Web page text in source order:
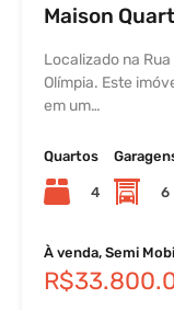
Maison
Localizado na Rua
Olímpia. Este
em um…
Quartos
4 6
À venda, Semi